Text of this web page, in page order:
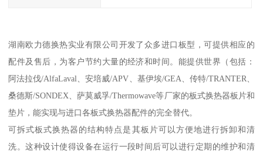
湖南欧力德换热实业有限公司开发了众多进口板型，可提供相应的
配件及售后，为客户节约大量的经济和时间。能提供世界（包括：
阿法拉伐/AlfaLaval、安培威/APV、基伊埃/GEA、传特/TRANTER、
桑德斯/SONDEX、萨莫威孚/Thermowave等厂家的板式换热器板片和
垫片，能实现与进口各板式换热器配件的完全替代。
可拆式板式换热器的结构特点是其板片可以方便地进行拆卸和清
洗。这种设计使得设备在运行一段时间后可以进行定期的维护和清